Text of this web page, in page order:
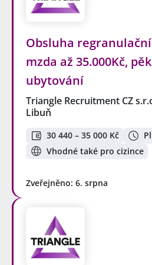
Obsluha
mzda až 35.000Kč,
ubytování
Triangle Recruitment CZ
Libuň
30 440 – 35 000 Kč
Vhodné také pro cizince
Zveřejněno: 6. srpna